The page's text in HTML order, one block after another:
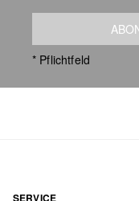
* Pflichtfeld
SERVICE